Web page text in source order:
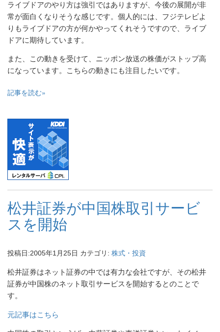
ライブドアのやり方は強引ではありますが、今後の展開が非
常が面白くなりそうな感じです。個人的には、フジテレビよ
りもライブドアの方が何かやってくれそうですので、ライブ
ドアに期待しています。
また、この動きを受けて、ニッポン放送の株価がストップ高
になっています。こちらの動きにも注目したいです。
記事を読む
松井証券が中国株取引サービ
スを開始
投稿日:2005年1月25日 カテゴリ: 株式・投資
松井証券はネット証券の中では有力な会社ですが、その松井
証券が中国株のネット取引サービスを開始するとのことで
す。
元記事はこちら